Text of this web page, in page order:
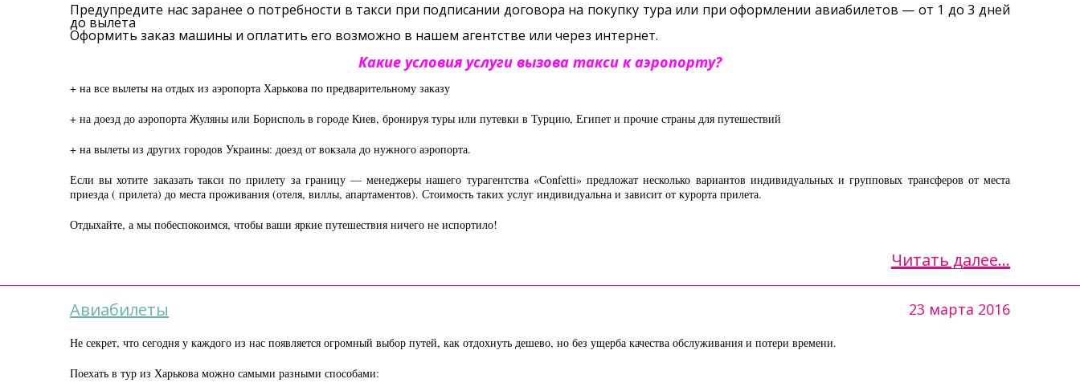
Предупредите нас заранее о потребности в такси при подписании договора на покупку тура или при оформлении авиабилетов — от 1 до 3 дней
до вылета
Оформить заказ машины и оплатить его возможно в нашем агентстве или через интернет.
Какие условия услуги вызова такси к аэропорту?
+ на все вылеты на отдых из аэропорта Харькова по предварительному заказу
+ на доезд до аэропорта Жуляны или Борисполь в городе Киев, бронируя туры или путевки в Турцию, Египет и прочие страны для путешествий
+ на вылеты из других городов Украины: доезд от вокзала до нужного аэропорта.
Если вы хотите заказать такси по прилету за границу — менеджеры нашего турагентства «Confetti» предложат несколько вариантов индивидуальных и групповых трансферов от места
приезда ( прилета) до места проживания (отеля, виллы, апартаментов). Стоимость таких услуг индивидуальна и зависит от курорта прилета.
Отдыхайте, а мы побеспокоимся, чтобы ваши яркие путешествия ничего не испортило!
Читать далее...
Авиабилеты 23 марта 2016
Не секрет, что сегодня у каждого из нас появляется огромный выбор путей, как отдохнуть дешево, но без ущерба качества обслуживания и потери времени.
Поехать в тур из Харькова можно самыми разными способами: